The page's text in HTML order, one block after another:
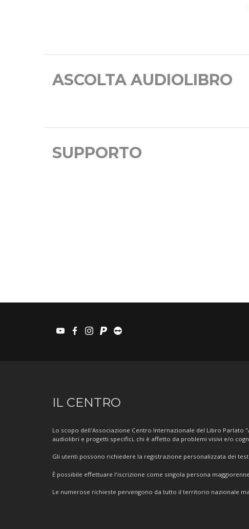
ASCOLTA AUDIOLIBRO
SUPPORTO
youtubefacebook
instagram
paypalteamviewer
Informazioni
IL CENTRO
Lo scopo dell'Associazione Centro Internazionale del Libro Parlato
audiolibri e progetti specifici, chi è affetto da problemi visivi e/o
Gli utenti possono richiedere la registrazione personalizzata dei
È possibile effettuare l'iscrizione come singola persona
Le numerose richieste pervengono da tutto il territorio nazionale